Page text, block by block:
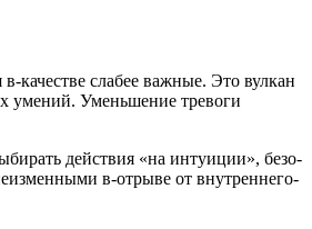
качестве слабее важные. Это вулкан
умений. Уменьшение тревоги
действия «на интуиции», безо-
в-отрыве от внутреннего-